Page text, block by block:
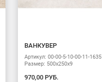
ВАНКУВЕР
Артикул: 00-00-5-10-00-11-1635
Размер: 500х250х9
970,00 РУБ.